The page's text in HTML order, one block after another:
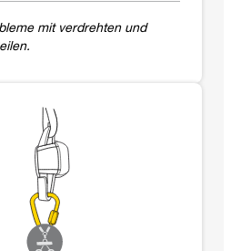
mit verdrehten und